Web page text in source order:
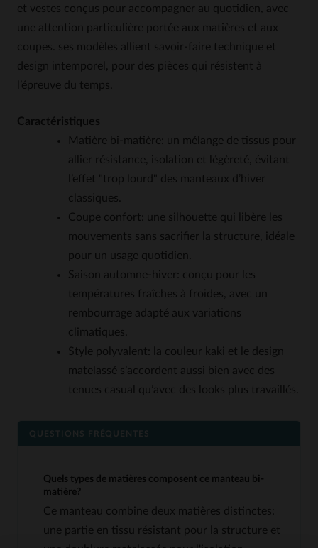
et vestes conçus pour accompagner au quotidien, avec
une attention particulière portée aux matières et aux
coupes. ses modèles allient savoir-faire technique et
design intemporel, pour des pièces qui résistent à
l’épreuve du temps.
Caractéristiques
Matière bi-matière: un mélange de tissus pour
allier résistance, isolation et légèreté, évitant
l’effet "trop lourd" des manteaux d’hiver
classiques.
Coupe confort: une silhouette qui libère les
mouvements sans sacrifier la structure, idéale
pour un usage quotidien.
Saison automne-hiver: conçu pour les
températures fraîches à froides, avec un
rembourrage adapté aux variations
climatiques.
Style polyvalent: la couleur kaki et le design
matelassé s’accordent aussi bien avec des
tenues casual qu’avec des looks plus travaillés.
QUESTIONS FRÉQUENTES
Quels types de matières composent ce manteau bi-
matière?
Ce manteau combine deux matières distinctes:
une partie en tissu résistant pour la structure et